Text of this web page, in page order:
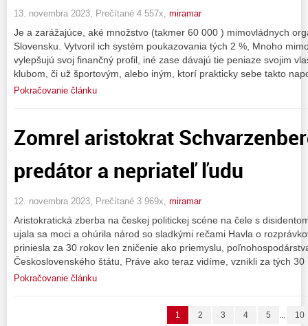
13. novembra 2023, Prečítané 4 557x, miramar
Je a zarážajúce, aké množstvo (takmer 60 000 ) mimovládnych
Slovensku. Vytvoril ich systém poukazovania tých 2 %, Mnoho
vylepšujú svoj finančný profil, iné zase dávajú tie peniaze svojim
klubom, či už športovým, alebo iným, ktorí prakticky sebe takto
Pokračovanie článku
Zomrel aristokrat
predátor a nepriateľ ľudu
12. novembra 2023, Prečítané 3 969x, miramar
Aristokratická zberba na českej politickej scéne na čele s
ujala sa moci a ohúrila národ so sladkými rečami Havla o
priniesla za 30 rokov len zničenie ako priemyslu,
Československého štátu, Práve ako teraz vidíme, vznikli za tých
Pokračovanie článku
1 2 3 4 5 ... 10